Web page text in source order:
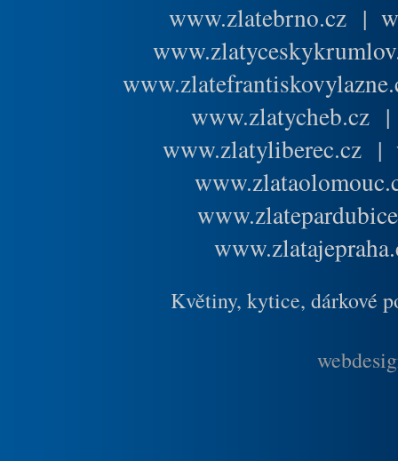
www.zlatebrno.cz |
www.zlatycheb.cz
www.zlatyliberec.cz |
Květiny, kytice, dárkové